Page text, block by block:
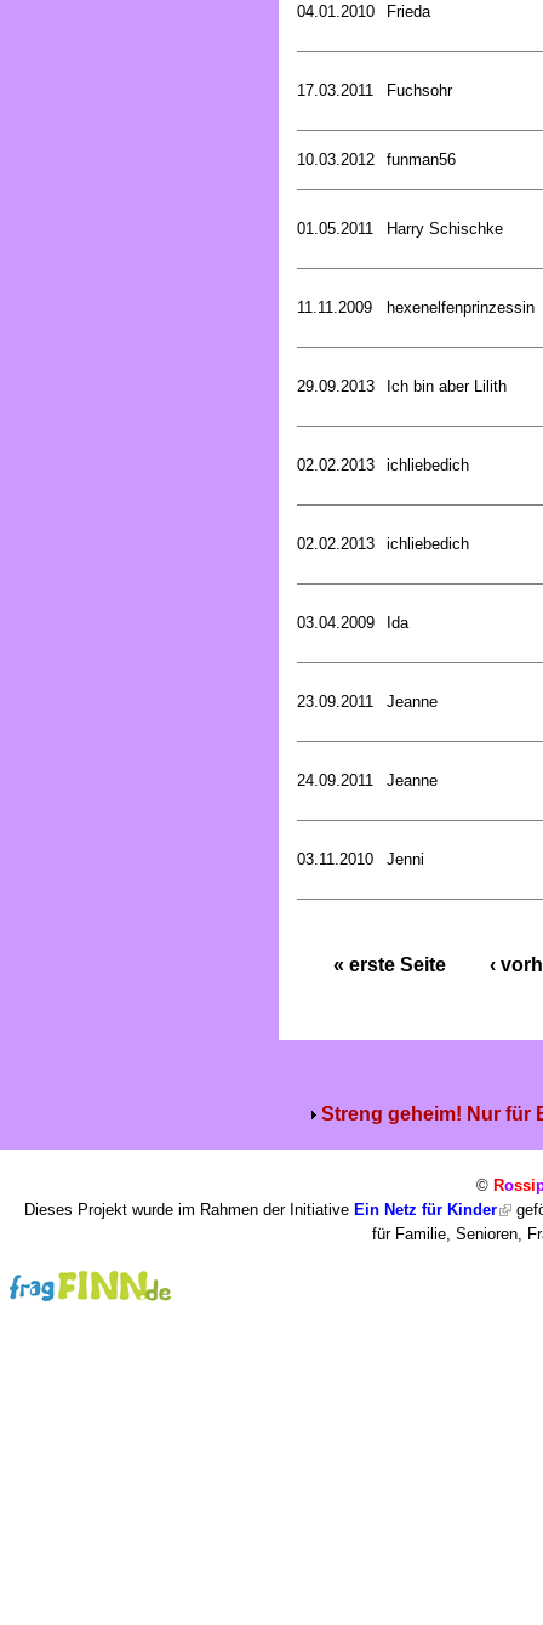
04.01.2010 Frieda
17.03.2011 Fuchsohr
10.03.2012 funman56
01.05.2011 Harry Schischke
11.11.2009 hexenelfenprinzessin
29.09.2013 Ich bin aber Lilith
02.02.2013 ichliebedich
02.02.2013 ichliebedich
03.04.2009 Ida
23.09.2011 Jeanne
24.09.2011 Jeanne
03.11.2010 Jenni
« erste Seite ‹
Streng geheim! Nur für
© Rossi
Dieses Projekt wurde im Rahmen der Initiative Ein Netz für Kinder
für Familie, Senioren,